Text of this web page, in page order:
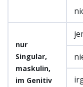
nur
Singular,
maskulin,
im Genitiv